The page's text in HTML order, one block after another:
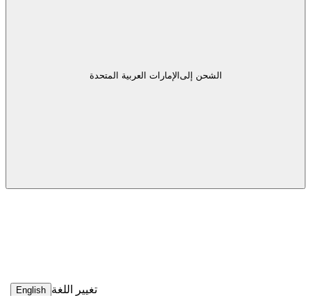
الشحن إلىالإمارات العربية المتحدة
تغيير اللغة English